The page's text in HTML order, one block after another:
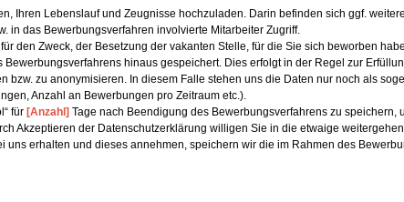
Ihren Lebenslauf und Zeugnisse hochzuladen. Darin befinden sich ggf.
in das Bewerbungsverfahren involvierte Mitarbeiter Zugriff.
den Zweck, der Besetzung der vakanten Stelle, für die Sie sich beworben
hinaus gespeichert. Dies erfolgt in der Regel zur
zu anonymisieren. In diesem Falle stehen uns die Daten nur noch als
Anzahl an Bewerbungen pro Zeitraum etc.).
für [Anzahl] Tage nach Beendigung des Bewerbungsverfahrens zu
Akzeptieren der Datenschutzerklärung willigen Sie in die etwaige
erhalten und dieses annehmen, speichern wir die im Rahmen des